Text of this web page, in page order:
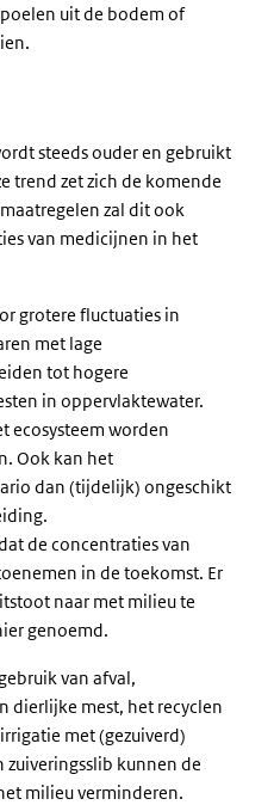
uit de bodem of
steeds ouder en gebruikt
trend zet zich de komende
zal dit ook
van medicijnen in het
grotere fluctuaties in
met lage
tot hogere
in oppervlaktewater.
ecosysteem worden
Ook kan het
dan (tijdelijk) ongeschikt
de concentraties van
in de toekomst. Er
naar met milieu te
genoemd.
van afval,
dierlijke mest, het recyclen
met (gezuiverd)
kunnen de
milieu verminderen.